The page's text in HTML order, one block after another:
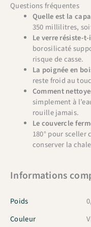
Questions fréquentes
Quelle est la
350 millilitres,
Le verre résiste-
borosilicaté
risque de casse.
La poignée en
reste froid au
Comment
simplement à
rouille jamais.
Le couvercle
180° pour
conserver la
Informations
Poids
Couleur